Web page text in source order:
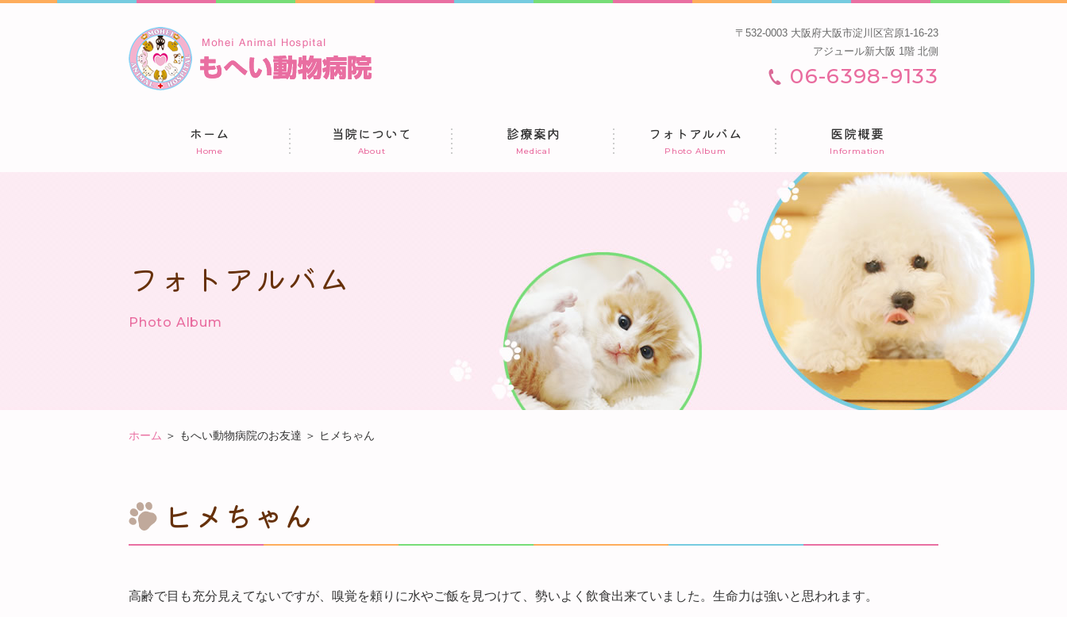
〒532-0003 大阪府大阪市淀川区宮原1-16-23
アジュール新大阪 1階 北側
06-6398-9133
ホーム
Home
当院について
About
診療案内
Medical
フォトアルバム
Photo Album
医院概要
Information
フォトアルバム
Photo Album
ホーム ＞ もへい動物病院のお友達 ＞ ヒメちゃん
ヒメちゃん
高齢で目も充分見えてないですが、嗅覚を頼りに水やご飯を見つけて、勢いよく飲食出来ていました。生命力は強いと思われます。